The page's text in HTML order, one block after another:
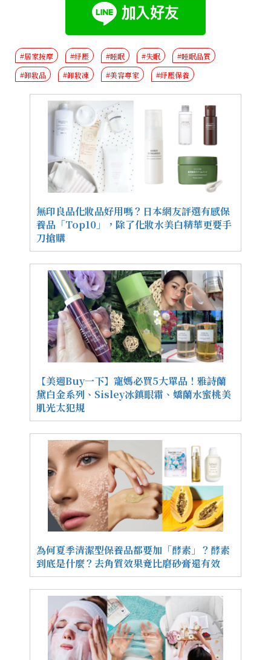
#居家按摩 #紓壓 #睡眠 #失眠
#睡眠品質
#卸妝品
#卸妝凍 #美容專家 #紓壓保養
無印良品化妝品好用嗎？日本網友評選有感保
養品「Top10」，除了化妝水美白精華更要手
刀搶購
【美週Buy一下】寵媽必買5大單品！雅詩蘭
黛白金系列、Sisley冰鎮眼霜、嬌蘭水蜜桃美
肌光太犯規
為何夏季清潔型保養品都要加「酵素」？酵素
到底是什麼？去角質效果竟比磨砂膏還有效